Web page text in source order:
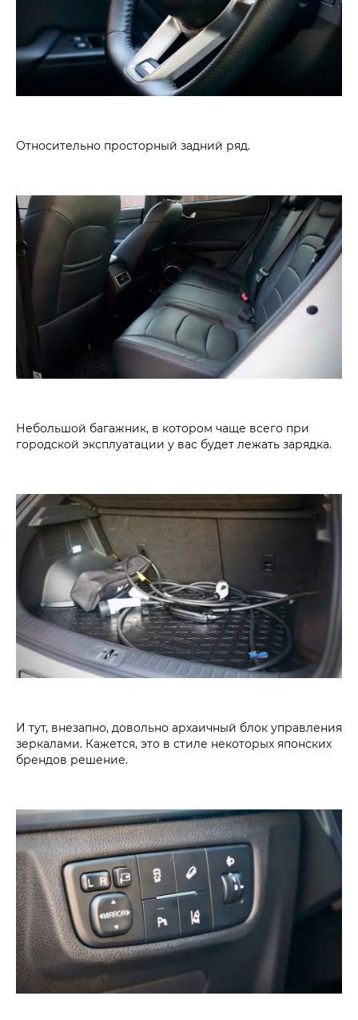
Относительно просторный задний ряд.
Небольшой багажник, в котором чаще всего при
городской эксплуатации у вас будет лежать зарядка.
И тут, внезапно, довольно архаичный блок управления
зеркалами. Кажется, это в стиле некоторых японских
брендов решение.